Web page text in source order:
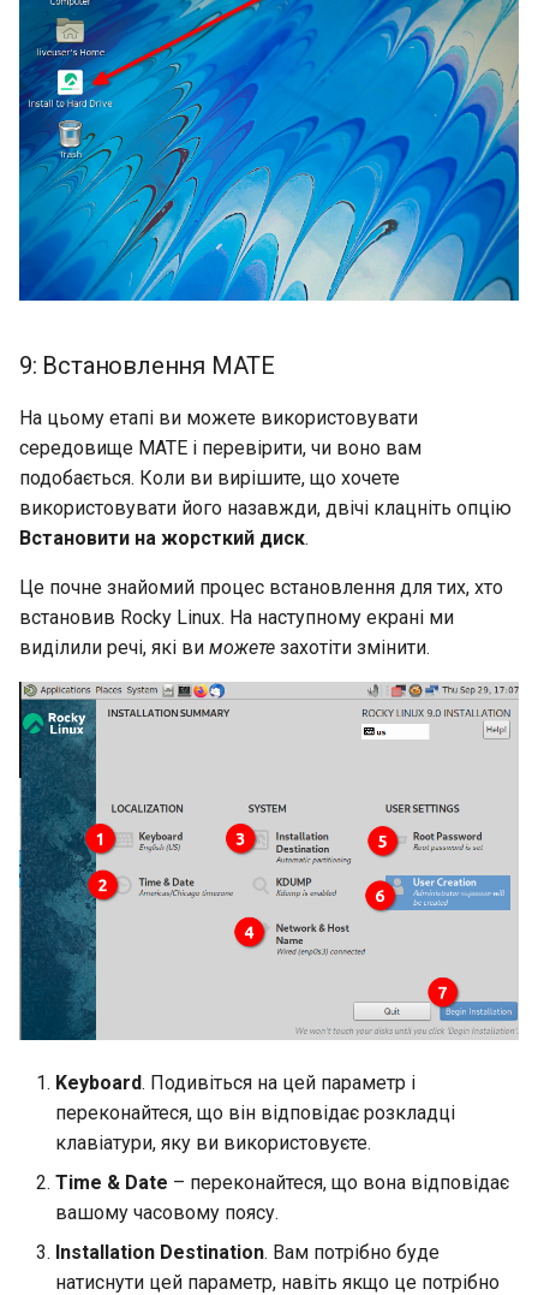
9: Встановлення MATE
На цьому етапі ви можете використовувати
середовище MATE і перевірити, чи воно вам
подобається. Коли ви вирішите, що хочете
використовувати його назавжди, двічі клацніть опцію
Встановити на жорсткий диск.
Це почне знайомий процес встановлення для тих, хто
встановив Rocky Linux. На наступному екрані ми
виділили речі, які ви можете захотіти змінити.
Keyboard. Подивіться на цей параметр і
переконайтеся, що він відповідає розкладці
клавіатури, яку ви використовуєте.
Time & Date – переконайтеся, що вона відповідає
вашому часовому поясу.
Installation Destination. Вам потрібно буде
натиснути цей параметр, навіть якщо це потрібно